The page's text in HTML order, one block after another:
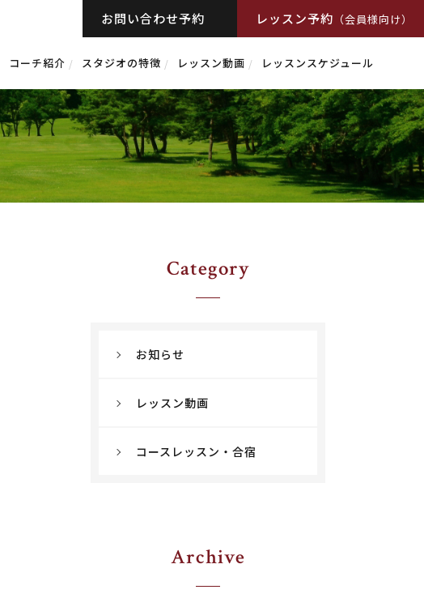
お問い合わせ予約 レッスン予約 （会員様向け）
コーチ紹介 スタジオの特徴 レッスン動画 レッスンスケジュール
Category
お知らせ
レッスン動画
コースレッスン・合宿
Archive